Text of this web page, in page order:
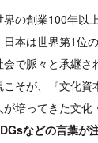
の創業100年以
本は世界第1位
で脈々と承継
こそが、『文化
培ってきた文化
などの言葉が